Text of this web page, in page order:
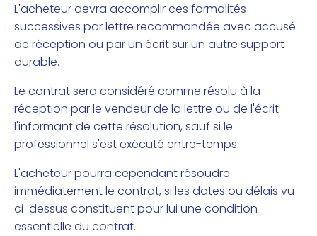
L'acheteur devra accomplir ces formalités
successives par lettre recommandée avec accusé
de réception ou par un écrit sur un autre support
durable.
Le contrat sera considéré comme résolu à la
réception par le vendeur de la lettre ou de l'écrit
l'informant de cette résolution, sauf si le
professionnel s'est exécuté entre-temps.
L'acheteur pourra cependant résoudre
immédiatement le contrat, si les dates ou délais vu
ci-dessus constituent pour lui une condition
essentielle du contrat.